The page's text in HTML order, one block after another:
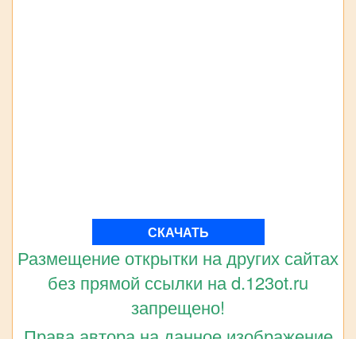
СКАЧАТЬ
Размещение открытки на других сайтах
без прямой ссылки на d.123ot.ru
запрещено!